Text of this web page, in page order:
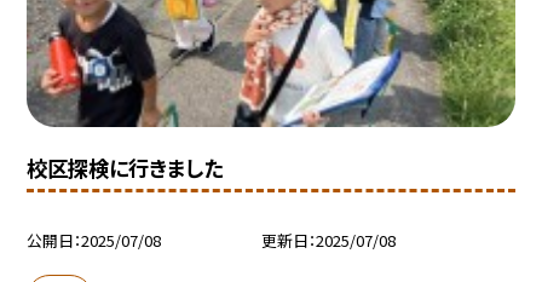
校区探検に行きました
公開日 2025/07/08 更新日 2025/07/08